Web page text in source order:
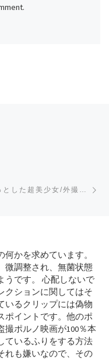
女子トイレ紀行 NO.01 お目目がくりっとした超美少女/外撮りたっぷり4名収録！
かを求めています。
微調整され、無菌状態
うです。 心配しないで
クションに関してはそ
いるクリップには偽物
ポイントです。他のポ
ポルノ映画が100％本
ているふりをする方法
れも嫌いなので、その